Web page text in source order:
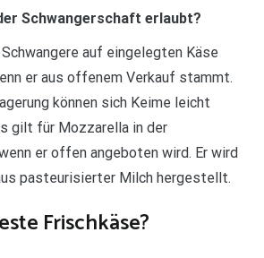
Schwangerschaft erlaubt?
auf eingelegten Käse
er aus offenem Verkauf stammt.
können sich Keime leicht
gilt für Mozzarella in der
er offen angeboten wird. Er wird
pasteurisierter Milch hergestellt.
Frischkäse?